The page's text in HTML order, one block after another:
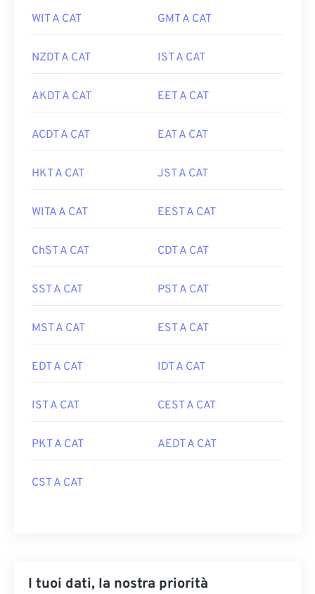
WIT A CAT GMT A CAT
NZDT A CAT IST A CAT
AKDT A CAT EET A CAT
ACDT A CAT EAT A CAT
HKT A CAT JST A CAT
WITA A CAT EEST A CAT
ChST A CAT CDT A CAT
SST A CAT PST A CAT
MST A CAT EST A CAT
EDT A CAT IDT A CAT
IST A CAT CEST A CAT
PKT A CAT AEDT A CAT
CST A CAT
I tuoi dati, la nostra priorità